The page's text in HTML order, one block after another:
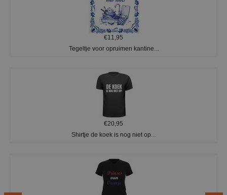
€11,95
Tegeltje voor opruimen kantine...
€20,95
Shirtje de koek is nog niet op...